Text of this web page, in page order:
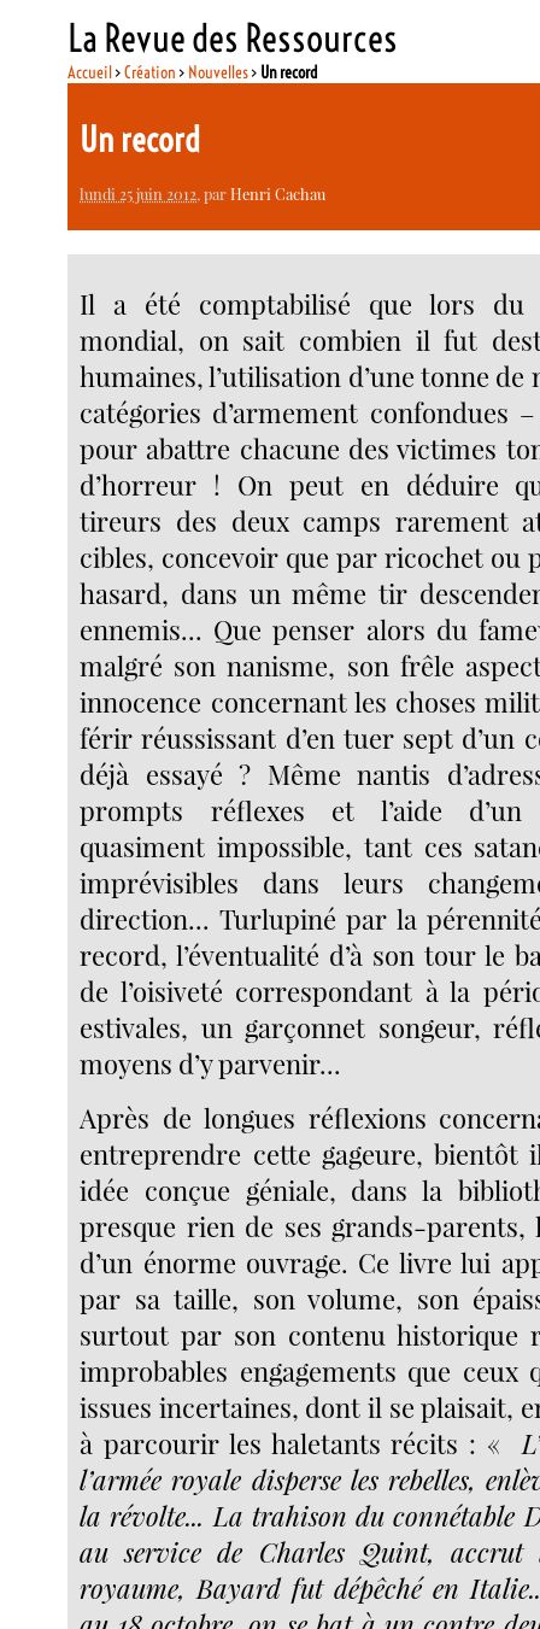
La Revue des Ressources
Accueil>Création > Nouvelles> Un record
Un record
lundi 25 juin 2012, parHenri Cachau
Il a été comptabilisé que lors du
mondial, on sait combien il fut
humaines, l’utilisation d’une tonne
catégories d’armement confondues
pour abattre chacune des victimes
d’horreur ! On peut en déduire
tireurs des deux camps rarement
cibles, concevoir que par ricochet ou
hasard, dans un même tir
ennemis... Que penser alors du
malgré son nanisme, son frêle
innocence concernant les choses
férir réussissant d’en tuer sept d’un
déjà essayé ? Même nantis
prompts réflexes et l’aide d’un
quasiment impossible, tant ces
imprévisibles dans leurs
direction... Turlupiné par la
record, l’éventualité d’à son tour le
de l’oisiveté correspondant à la
estivales, un garçonnet songeur,
moyens d’y parvenir...
Après de longues réflexions
entreprendre cette gageure, bientôt
idée conçue géniale, dans la
presque rien de ses grands-parents,
d’un énorme ouvrage. Ce livre lui
par sa taille, son volume, son
surtout par son contenu historique
improbables engagements que ceux
issues incertaines, dont il se plaisait,
à parcourir les haletants récits : «
l’armée royale disperse les rebelles,
la révolte... La trahison du connétable
au service de Charles Quint, accrut
royaume, Bayard fut dépêché en